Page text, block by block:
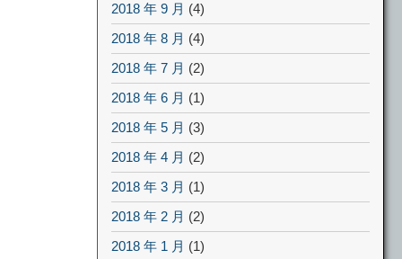
2018 年 9 月 (4)
2018 年 8 月 (4)
2018 年 7 月 (2)
2018 年 6 月 (1)
2018 年 5 月 (3)
2018 年 4 月 (2)
2018 年 3 月 (1)
2018 年 2 月 (2)
2018 年 1 月 (1)